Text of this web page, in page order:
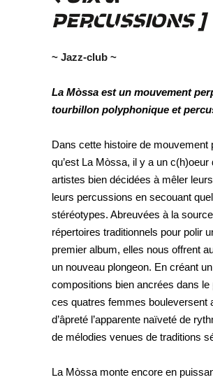
PERCUSSIONS ]
~ Jazz-club ~
La Mòssa est un mouvement
tourbillon polyphonique et
Dans cette histoire de mouvement
qu’est La Mòssa, il y a un c(h)oeur
artistes bien décidées à mêler
leurs percussions en secouant
stéréotypes. Abreuvées à la
répertoires traditionnels pour polir
premier album, elles nous offrent
un nouveau plongeon. En créant
compositions bien ancrées dans le
ces quatres femmes bouleversent
d’âpreté l’apparente naïveté de
de mélodies venues de traditions
La Mòssa monte encore en